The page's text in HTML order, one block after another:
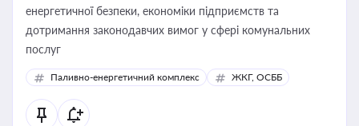
енергетичної безпеки, економіки підприємств та
дотримання законодавчих вимог у сфері комунальних
послуг
Паливно-енергетичний комплекс ЖКГ, ОСББ